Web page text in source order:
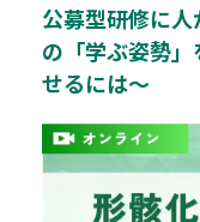
公募型研修に
の「学ぶ姿勢
せるには～